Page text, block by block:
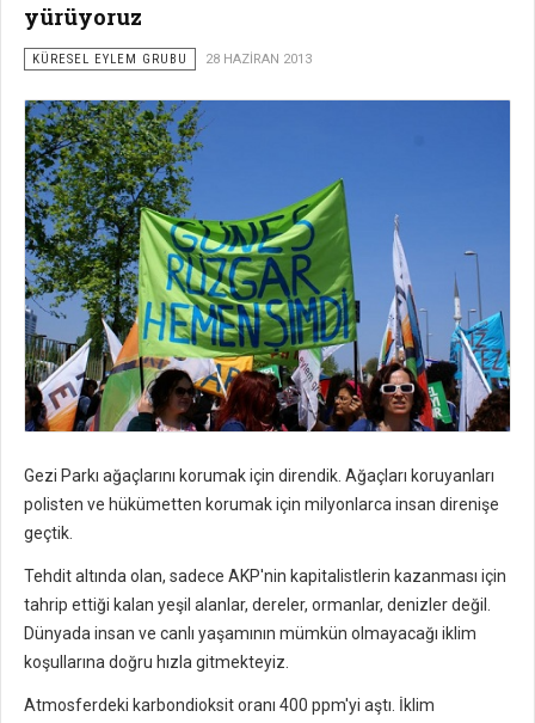
yürüyoruz
KÜRESEL EYLEM GRUBU 28 HAZIRAN 2013
Gezi Parkı ağaçlarını korumak için direndik. Ağaçları koruyanları
polisten ve hükümetten korumak için milyonlarca insan direnişe
geçtik.
Tehdit altında olan, sadece AKP'nin kapitalistlerin kazanması için
tahrip ettiği kalan yeşil alanlar, dereler, ormanlar, denizler değil.
Dünyada insan ve canlı yaşamının mümkün olmayacağı iklim
koşullarına doğru hızla gitmekteyiz.
Atmosferdeki karbondioksit oranı 400 ppm'yi aştı. İklim